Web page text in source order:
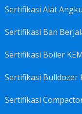
Sertifikasi Boiler
Sertifikasi Bulldozer
Sertifikasi